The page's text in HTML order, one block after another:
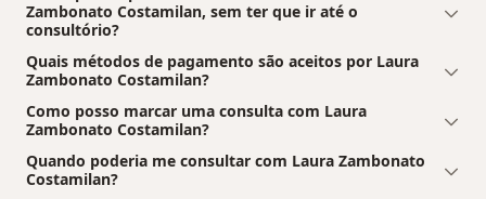
Zambonato Costamilan, sem ter que ir até o
consultório?
Quais métodos de pagamento são aceitos por Laura
Zambonato Costamilan?
Como posso marcar uma consulta com Laura
Zambonato Costamilan?
Quando poderia me consultar com Laura Zambonato
Costamilan?